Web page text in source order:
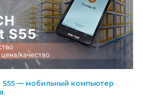
S55 — мобильный компьютер